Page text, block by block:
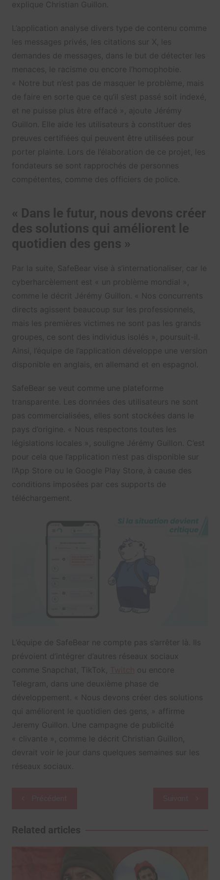
explique Christian Guillon.
L’application analyse divers type de contenu comme
les messages privés, les citations sur X, les
demandes de messages, dans le but de détecter les
menaces, le racisme ou encore l’homophobie.
« Notre but n’est pas de masquer le problème, mais
de faire en sorte que ce qu’il s’est passé soit indexé,
et ne puisse plus être effacé », ajoute Jérémy
Guillon. Elle aide les utilisateurs à constituer des
preuves certifiées qui peuvent être utilisées pour
porter plainte. Lors de l’élaboration de ce projet, les
fondateurs se sont rapprochés de personnes
compétentes, comme des officiers de police.
« Dans le futur, nous devons créer
des solutions qui améliorent le
quotidien des gens »
Par la suite, SafeBear vise à s’internationaliser, car le
cyberharcèlement est « un problème mondial »,
comme le décrit Jérémy Guillon. « Nos concurrents
directs agissent beaucoup sur les professionnels,
mais les premières victimes ne sont pas les grands
groupes, ce sont des individus isolés », poursuit-il.
Ainsi, l’équipe de l’application développe une version
disponible en anglais, en allemand et en espagnol.
SafeBear se veut comme une plateforme
transparente. Les données des utilisateurs ne sont
pas commercialisées, elles sont stockées dans le
pays d’origine. « Nous respectons toutes les
législations locales », souligne Jérémy Guillon. C’est
pour cela que l’application n’est pas disponible sur
l’App Store ou le Google Play Store, à cause des
conditions imposées par ces supports de
téléchargement.
L’équipe de SafeBear ne compte pas s’arrêter là. Ils
prévoient d’intégrer d’autres réseaux sociaux
comme Snapchat, TikTok,
ou encore
Telegram, dans une deuxième phase de
développement. « Nous devons créer des solutions
qui améliorent le quotidien des gens, » affirme
Jeremy Guillon. Une campagne de publicité
« clivante », comme le décrit Christian Guillon,
devrait voir le jour dans quelques semaines sur les
réseaux sociaux.
l’article
Related articles